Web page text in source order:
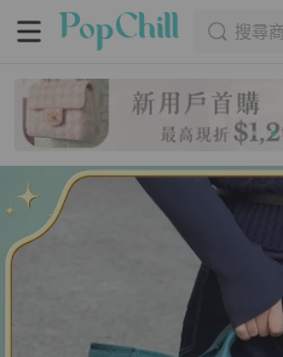
搜尋